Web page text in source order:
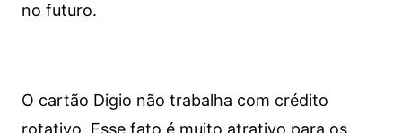
no futuro.
O cartão Digio não trabalha com crédito
rotativo. Esse fato é muito atrativo para os